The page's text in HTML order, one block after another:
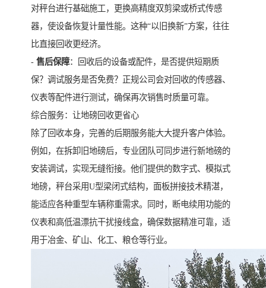
对秤台进行基础施工，更换高精度双剪梁或桥式传感
器，使设备恢复计量性能。这种“以旧换新”方案，往往
比直接回收更经济。
- 售后保障：回收后的设备或配件，是否提供短期质
保？调试服务是否免费？正规公司会对回收的传感器、
仪表等配件进行测试，确保再次销售时质量可靠。
综合服务：让地磅回收更省心
除了回收本身，完善的后期服务能大大提升客户体验。
例如，在拆卸旧地磅后，专业团队可同步进行新地磅的
安装调试，实现无缝衔接。他们提供的数字式、模拟式
地磅，秤台采用U型梁闭式结构，面板拼接技术精湛，
能适应各种重型车辆称重需求。同时，断电续用功能的
仪表和高低温漂抗干扰接线盒，确保数据精准可靠，适
用于冶金、矿山、化工、粮仓等行业。